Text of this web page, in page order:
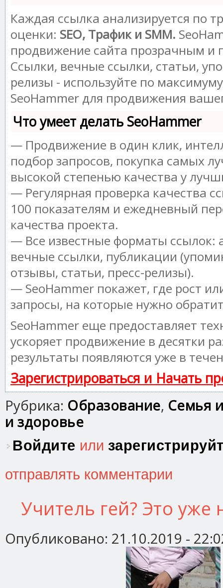
Каждая ссылка анализируется по
оценки: SEO, Трафик и SMM.
продвижение сайта прозрачным и
Ссылки, вечные ссылки, статьи,
релизы - используйте по
SeoHammer для продвижения
Что умеет делать SeoHammer
— Продвижение в один клик,
подбор запросов, покупка самых
высокой степенью качества у
— Регулярная проверка качества
100 показателям и ежедневный
качества проекта.
— Все известные форматы ссылок:
вечные ссылки, публикации
отзывы, статьи, пресс-релизы).
— SeoHammer покажет, где рост
запросы, на которые нужно
SeoHammer еще предоставляет
ускоряет продвижение в десятки
результаты появляются уже в
Зарегистрироваться и Начать
Рубрика: Образование, Семья
и здоровье
Войдите или
отправлять комментарии
Учитель гей? Это уже
Опубликовано: 21.10.2019 -